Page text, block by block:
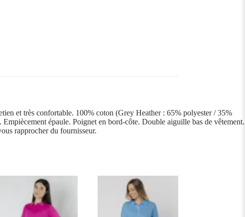
et très confortable. 100% coton (Grey Heather : 65% polyester / 35%
épaule. Poignet en bord-côte. Double aiguille bas de vêtement.
rapprocher du fournisseur.